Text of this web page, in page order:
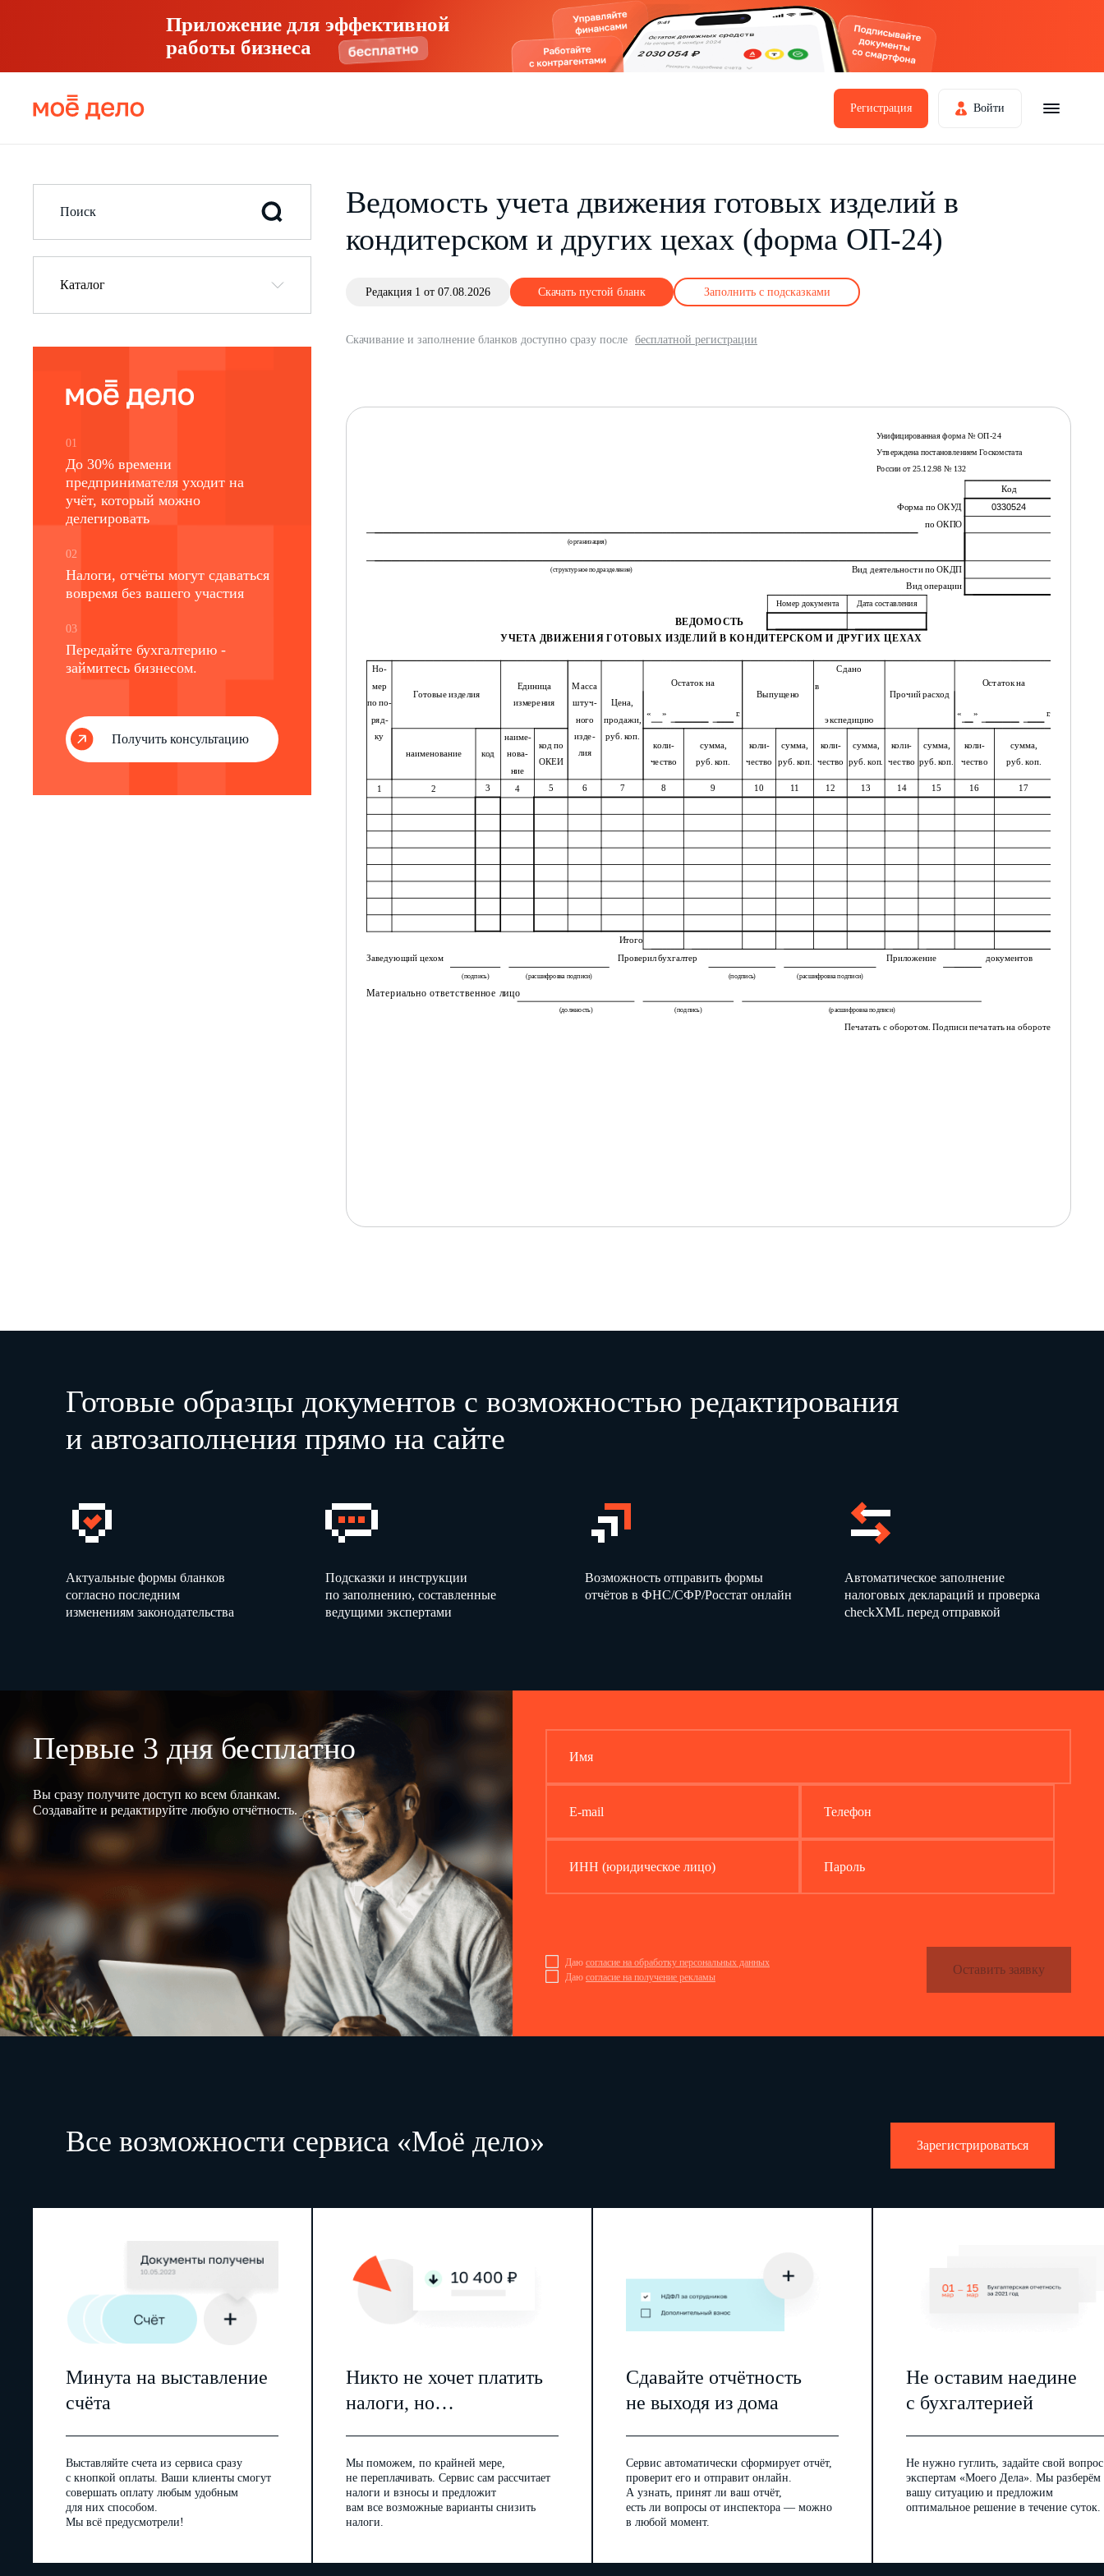
Приложение для эффективной
работы бизнеса
Регистрация Войти
Каталог
01
До 30% времени
предпринимателя уходит на
учёт, который можно
делегировать
02
Налоги, отчёты могут сдаваться
вовремя без вашего участия
03
Передайте бухгалтерию -
займитесь бизнесом.
Получить консультацию
Ведомость учета движения готовых изделий в
кондитерском и других цехах (форма ОП-24)
Редакция 1 от 07.08.2026 Скачать пустой бланк Заполнить с подсказками
Скачивание и заполнение бланков доступно сразу после бесплатной регистрации
Унифицированная форма № ОП-24
Утверждена постановлением Госкомстата
России от 25.12.98 № 132
Код
Форма по ОКУД
0330524
по ОКПО
(организация)
(структурное подразделение)
Вид деятельности по ОКДП
Вид операции
Номер документа Дата составления
ВЕДОМОСТЬ
УЧЕТА ДВИЖЕНИЯ ГОТОВЫХ ИЗДЕЛИЙ В КОНДИТЕРСКОМ И ДРУГИХ ЦЕХАХ
Но-
мер
по по-
ряд-
ку
Готовые изделия
Единица
измерения
Масса
штуч-
ного
изде-
лия
Цена,
продажи,
руб. коп.
Остаток на
Выпущено
Сдано
в
экспедицию
Прочий расход
Остаток на
« » г. « » г.
наименование код
наиме-
нова-
ние
код по
ОКЕИ
коли-
чество
сумма,
руб. коп.
коли-
чество
сумма,
руб. коп.
коли-
чество
сумма,
руб. коп.
коли-
чество
сумма,
руб. коп.
коли-
чество
сумма,
руб. коп.
1 2 3 4 5 6 7 8 9 10 11 12 13 14 15 16 17
Итого
Заведующий цехом
Проверил бухгалтер Приложение документов
(подпись) (расшифровка подписи) (подпись) (расшифровка подписи)
Материально ответственное лицо
(должность) (подпись) (расшифровка подписи)
Печатать с оборотом. Подписи печатать на обороте.
Готовые образцы документов с возможностью редактирования
и автозаполнения прямо на сайте
Актуальные формы бланков
согласно последним
изменениям законодательства
Подсказки и инструкции
по заполнению, составленные
ведущими экспертами
Возможность отправить формы
отчётов в ФНС/СФР/Росстат онлайн
Автоматическое заполнение
налоговых деклараций и проверка
checkXML перед отправкой
Первые 3 дня бесплатно
Вы сразу получите доступ ко всем бланкам.
Создавайте и редактируйте любую отчётность.
Имя
E-mail Телефон
ИНН (юридическое лицо) Пароль
Даю согласие на обработку персональных данных
Даю согласие на получение рекламы
Оставить заявку
Все возможности сервиса «Моё дело» Зарегистрироваться
Минута на выставление
счёта
Выставляйте счета из сервиса сразу
с кнопкой оплаты. Ваши клиенты смогут
совершать оплату любым удобным
для них способом.
Мы всё предусмотрели!
Никто не хочет платить
налоги, но…
Мы поможем, по крайней мере,
не переплачивать. Сервис сам рассчитает
налоги и взносы и предложит
вам все возможные варианты снизить
налоги.
Сдавайте отчётность
не выходя из дома
Сервис автоматически сформирует отчёт,
проверит его и отправит онлайн.
А узнать, принят ли ваш отчёт,
есть ли вопросы от инспектора — можно
в любой момент.
Не оставим наедине
с бухгалтерией
Не нужно гуглить, задайте свой вопрос
экспертам «Моего Дела». Мы разберём
вашу ситуацию и предложим
оптимальное решение в течение суток.